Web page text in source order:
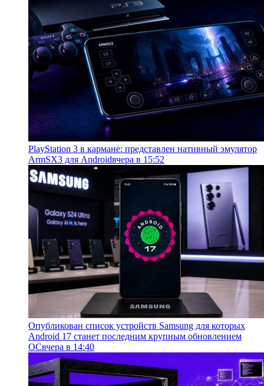
PlayStation 3 в кармане: представлен нативный эмулятор
ArmSX3 для Androidвчера в 15:52
Опубликован список устройств Samsung для которых
Android 17 станет последним крупным обновлением
ОСвчера в 14:40